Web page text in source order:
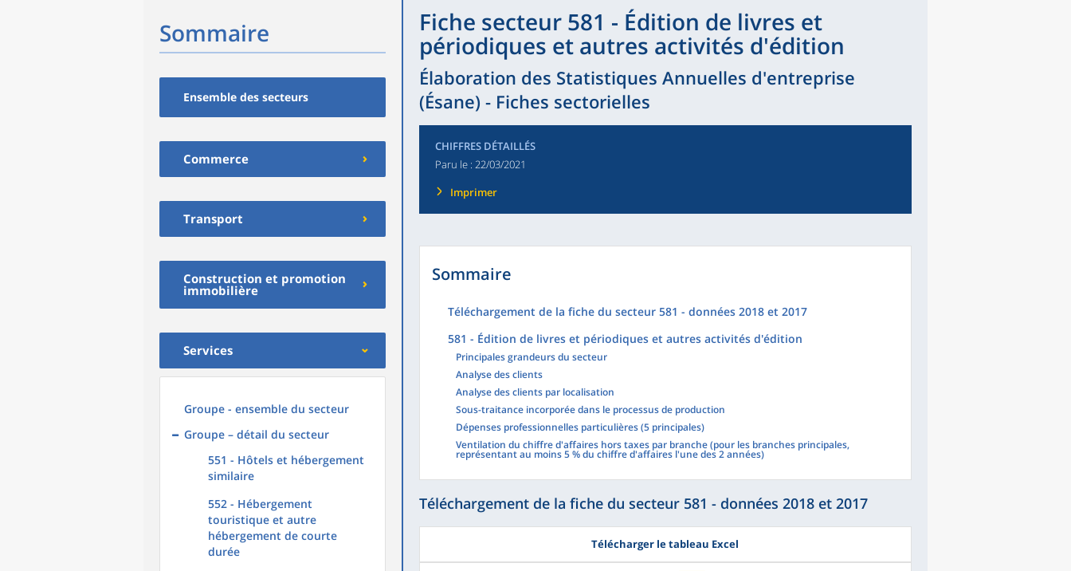
Sommaire
Ensemble des secteurs
Commerce
Transport
Construction et promotion
immobilière
Services
Groupe - ensemble du secteur
Groupe – détail du secteur
551 - Hôtels et hébergement
similaire
552 - Hébergement
touristique et autre
hébergement de courte
durée
Fiche secteur 581 - Édition de livres et
périodiques et autres activités d'édition
Élaboration des Statistiques Annuelles d'entreprise
(Ésane) - Fiches sectorielles
CHIFFRES DÉTAILLÉS
Paru le : 22/03/2021
Imprimer
Sommaire
Téléchargement de la fiche du secteur 581 - données 2018 et 2017
581 - Édition de livres et périodiques et autres activités d'édition
Principales grandeurs du secteur
Analyse des clients
Analyse des clients par localisation
Sous-traitance incorporée dans le processus de production
Dépenses professionnelles particulières (5 principales)
Ventilation du chiffre d'affaires hors taxes par branche (pour les branches principales,
représentant au moins 5 % du chiffre d'affaires l'une des 2 années)
Téléchargement de la fiche du secteur 581 - données 2018 et 2017
Télécharger le tableau Excel